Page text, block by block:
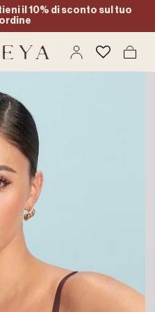
il 10% di sconto sul tuo